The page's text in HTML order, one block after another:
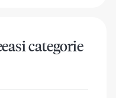
categorie